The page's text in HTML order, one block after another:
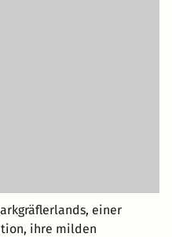
einer
ihre milden